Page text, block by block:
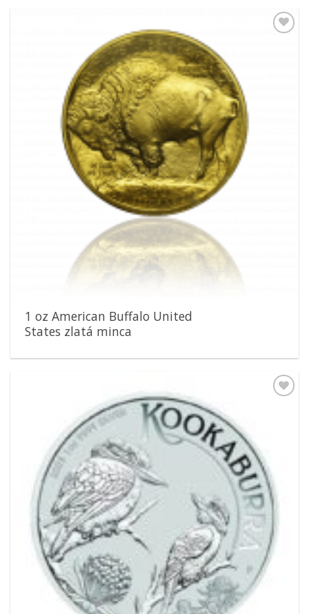
1 oz American Buffalo United
States zlatá minca